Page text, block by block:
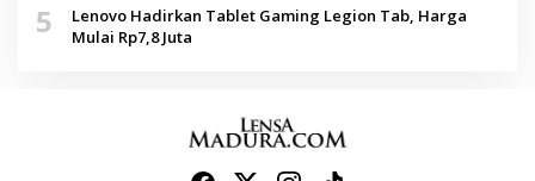
5
Lenovo Hadirkan Tablet Gaming Legion Tab, Harga
Mulai Rp7,8 Juta